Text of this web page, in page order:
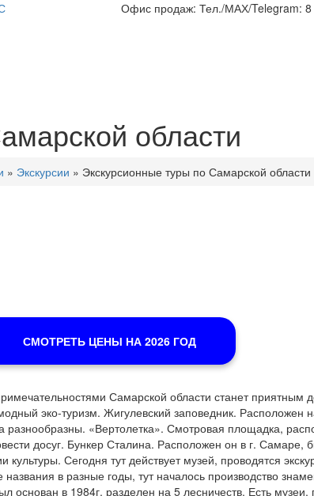
Офис продаж: Тел./МАХ/Telegram: 8
области
» Экскурсии » Экскурсионные туры по Самарской области
СМОТРЕТЬ ЦЕНЫ НА 2026 ГОД
Самарской области станет приятным
эко-туризм. Жигулевский заповедник. Расположен
«Вертолетка». Смотровая площадка,
досуг. Бункер Сталина. Расположен он в г. Самаре,
Сегодня тут действует музей, проводятся
в разные годы, тут началось производство
основан в 1984г, разделен на 5 лесничеств. Есть